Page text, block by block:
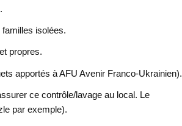
isolées.
propres.
apportés à AFU Avenir Franco-Ukrainien).
ce contrôle/lavage au local. Le
par exemple).